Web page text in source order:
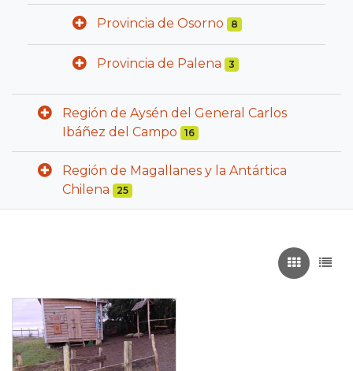
Provincia de Osorno 8
Provincia de Palena 3
Región de Aysén del General Carlos
Ibáñez del Campo
16
Región de Magallanes y la Antártica
Chilena
25
Recuadros